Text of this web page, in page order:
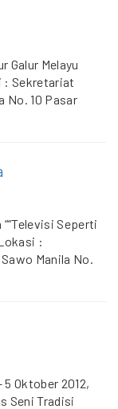
Galur Melayu
: Sekretariat
No. 10 Pasar
Seperti
:
Manila No.
Oktober 2012,
Seni Tradisi